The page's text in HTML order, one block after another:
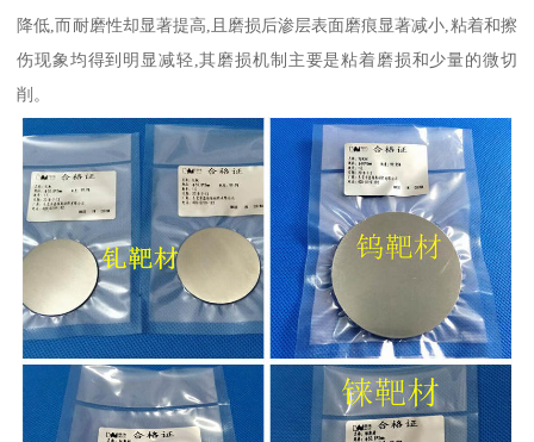
降低,而耐磨性却显著提高,且磨损后渗层表面磨痕显著减小,粘着和擦
伤现象均得到明显减轻,其磨损机制主要是粘着磨损和少量的微切
削。